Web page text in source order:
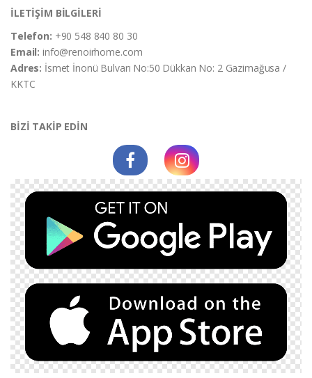
İLETİŞİM BİLGİLERİ
Telefon: +90 548 840 80 30
Email:info@renoirhome.com
Adres: İsmet İnonü Bulvarı No:50 Dükkan No: 2 Gazimağusa /
KKTC
BİZİ TAKİP EDİN